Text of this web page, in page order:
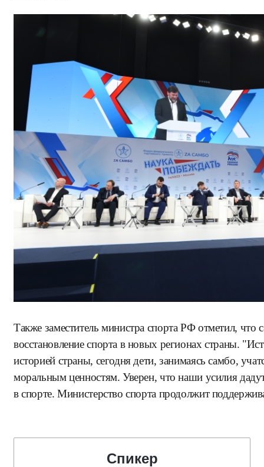
Также заместитель министра спорта РФ отметил, что
восстановление спорта в новых регионах страны.
историей страны, сегодня дети, занимаясь самбо,
моральным ценностям. Уверен, что наши усилия
в спорте. Министерство спорта продолжит
Спикер